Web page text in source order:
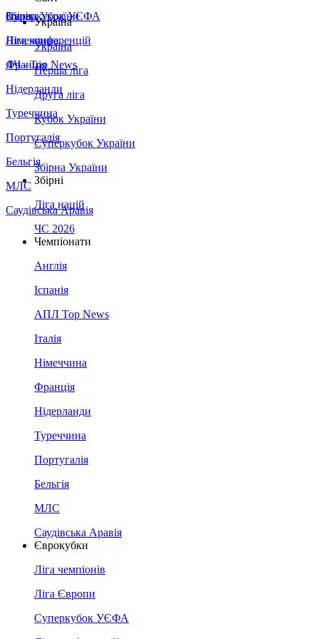
Збірна України
Італія
Німеччина
Франція
Нідерланди
Туреччина
Португалія
Бельгія
МЛС
Саудівська Аравія
Суперкубок УЄФА
Ліга конференцій
ЛЧ - Top News
Україна
Україна
Перша ліга
Друга ліга
Кубок України
Суперкубок України
Збірна України
Збірні
Ліга націй
ЧС 2026
Чемпіонати
Англія
Іспанія
АПЛ Top News
Італія
Німеччина
Франція
Нідерланди
Туреччина
Португалія
Бельгія
МЛС
Саудівська Аравія
Єврокубки
Ліга чемпіонів
Ліга Європи
Суперкубок УЄФА